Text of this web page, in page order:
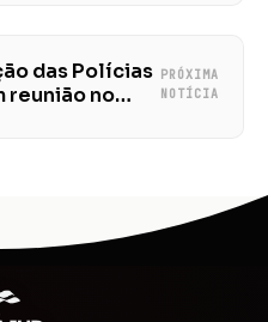
das Polícias
reunião no
PRÓXIMA
NOTÍCIA